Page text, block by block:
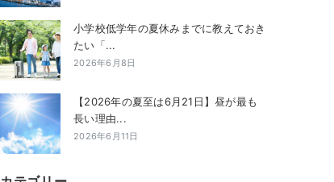
小学校低学年の夏休みまでに教えておき
たい「...
2026年6月8日
【2026年の夏至は6月21日】昼が最も
長い理由...
2026年6月11日